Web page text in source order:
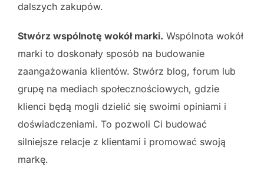
dalszych zakupów.
Stwórz wspólnotę wokół marki. Wspólnota wokół
marki to doskonały sposób na budowanie
zaangażowania klientów. Stwórz blog, forum lub
grupę na mediach społecznościowych, gdzie
klienci będą mogli dzielić się swoimi opiniami i
doświadczeniami. To pozwoli Ci budować
silniejsze relacje z klientami i promować swoją
markę.